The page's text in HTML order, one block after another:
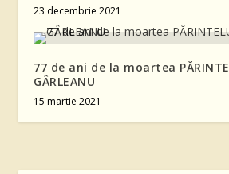
23 decembrie 2021
77 de ani de la moartea
GÂRLEANU
15 martie 2021